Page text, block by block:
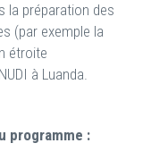
la préparation des
(par exemple la
étroite
à Luanda.
programme :